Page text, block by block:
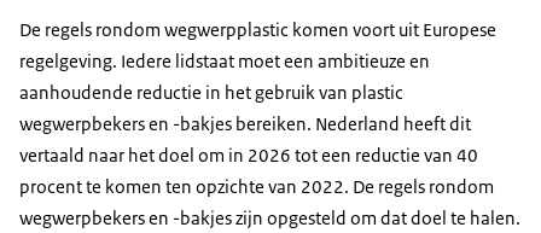
De regels rondom wegwerpplastic komen voort uit Europese
regelgeving. Iedere lidstaat moet een ambitieuze en
aanhoudende reductie in het gebruik van plastic
wegwerpbekers en -bakjes bereiken. Nederland heeft dit
vertaald naar het doel om in 2026 tot een reductie van 40
procent te komen ten opzichte van 2022. De regels rondom
wegwerpbekers en -bakjes zijn opgesteld om dat doel te halen.